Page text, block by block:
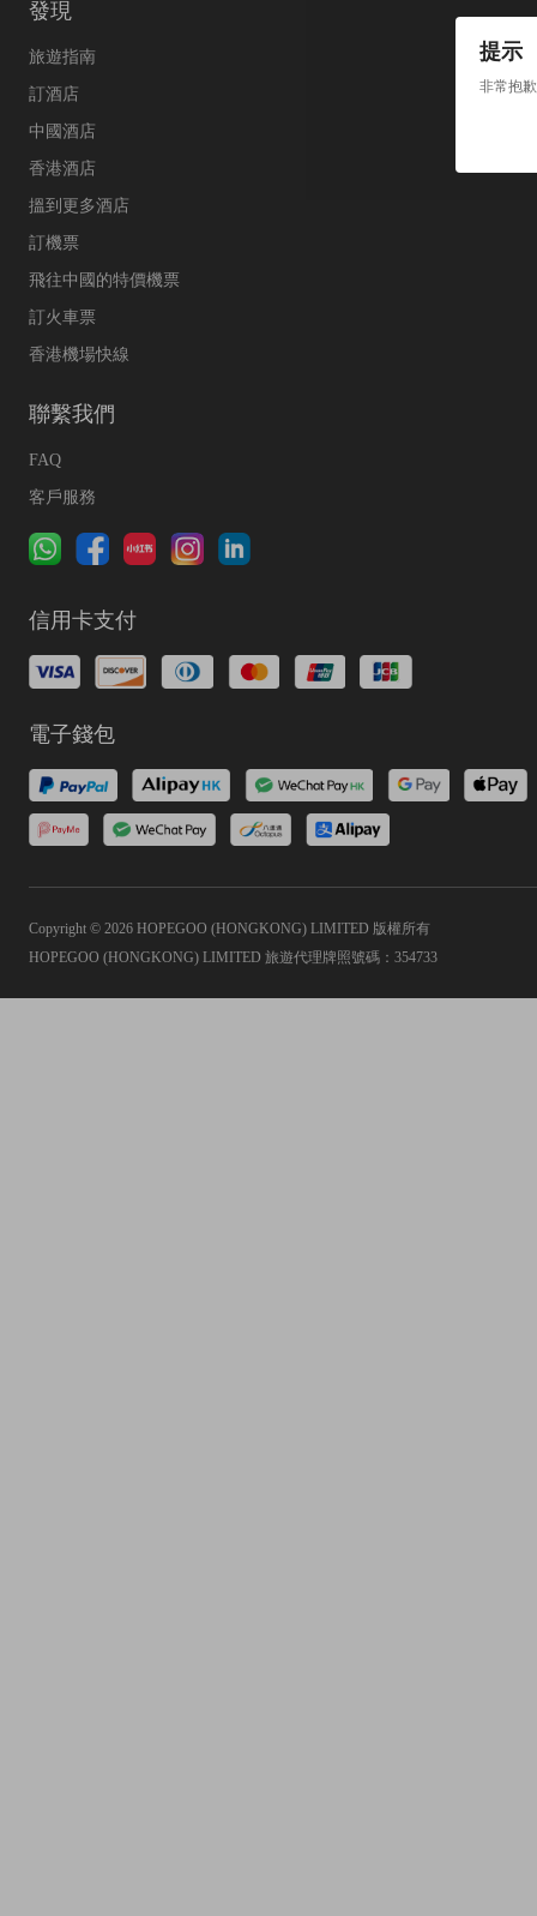
提示
非常抱
發現
旅遊指南
訂酒店
中國酒店
香港酒店
搵到更多酒店
訂機票
飛往中國的特價機票
訂火車票
香港機場快線
聯繫我們
FAQ
客戶服務
信用卡支付
電子錢包
Copyright © 2026 HOPEGOO (HONGKONG) LIMITED 版權所有
HOPEGOO (HONGKONG) LIMITED 旅遊代理牌照號碼：354733